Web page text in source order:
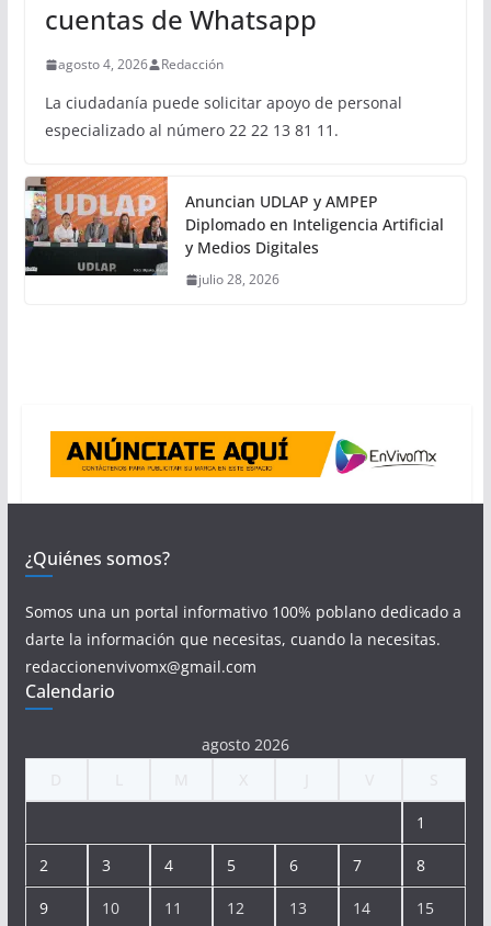
cuentas de Whatsapp
agosto 4, 2026 Redacción
La ciudadanía puede solicitar apoyo de personal
especializado al número 22 22 13 81 11.
Anuncian UDLAP y AMPEP
Diplomado en Inteligencia Artificial
y Medios Digitales
julio 28, 2026
¿Quiénes somos?
Somos una un portal informativo 100% poblano dedicado a
darte la información que necesitas, cuando la necesitas.
redaccionenvivomx@gmail.com
Calendario
agosto 2026
1
2 3 4 5 6 7 8
9 10 11 12 13 14 15